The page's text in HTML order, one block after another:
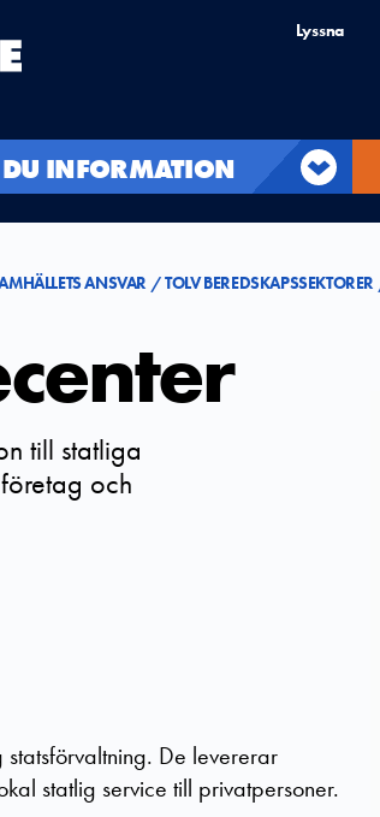
Lyssna
DU INFORMATION
ANSVAR TOLV BEREDSKAPSSEKTORER
till statliga
och
De levererar
statlig service till privatpersoner.